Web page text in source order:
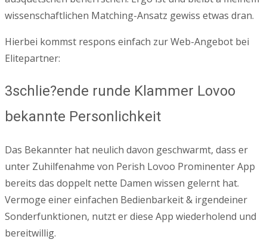
wissenschaftlichen Matching-Ansatz gewiss etwas dran.
Hierbei kommst respons einfach zur Web-Angebot bei
Elitepartner:
3schlie?ende runde Klammer Lovoo
bekannte Personlichkeit
Das Bekannter hat neulich davon geschwarmt, dass er
unter Zuhilfenahme von Perish Lovoo Prominenter App
bereits das doppelt nette Damen wissen gelernt hat.
Vermoge einer einfachen Bedienbarkeit & irgendeiner
Sonderfunktionen, nutzt er diese App wiederholend und
bereitwillig.